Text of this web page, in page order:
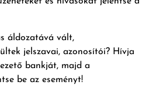
áldozatává vált,
jelszavai, azonosítói? Hívja
bankját, majd a
be az eseményt!